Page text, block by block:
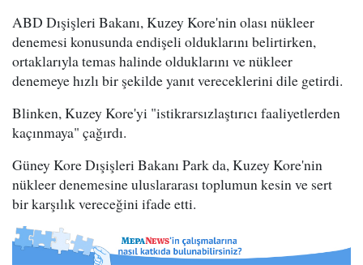
ABD Dışişleri Bakanı, Kuzey Kore'nin olası nükleer
denemesi konusunda endişeli olduklarını belirtirken,
ortaklarıyla temas halinde olduklarını ve nükleer
denemeye hızlı bir şekilde yanıt vereceklerini dile getirdi.
Blinken, Kuzey Kore'yi "istikrarsızlaştırıcı faaliyetlerden
kaçınmaya" çağırdı.
Güney Kore Dışişleri Bakanı Park da, Kuzey Kore'nin
nükleer denemesine uluslararası toplumun kesin ve sert
bir karşılık vereceğini ifade etti.